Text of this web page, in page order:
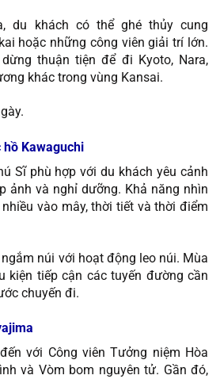
du khách có thể ghé thủy cung
hoặc những công viên giải trí lớn.
thuận tiện để đi Kyoto, Nara,
khác trong vùng Kansai.
hồ Kawaguchi
Sĩ phù hợp với du khách yêu cảnh
ảnh và nghỉ dưỡng. Khả năng nhìn
vào mây, thời tiết và thời điểm
núi với hoạt động leo núi. Mùa
kiện tiếp cận các tuyến đường cần
chuyến đi.
với Công viên Tưởng niệm Hòa
và Vòm bom nguyên tử. Gần đó,